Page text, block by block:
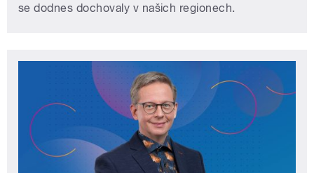
se dodnes dochovaly v našich regionech.